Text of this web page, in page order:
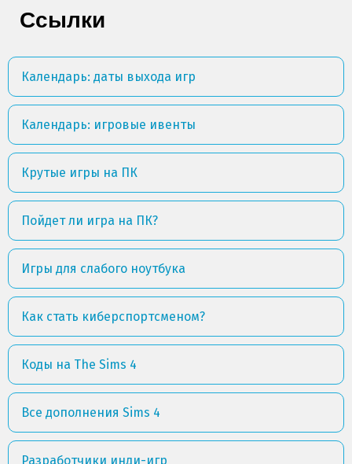
Ссылки
Календарь: даты выхода игр
Календарь: игровые ивенты
Крутые игры на ПК
Пойдет ли игра на ПК?
Игры для слабого ноутбука
Как стать киберспортсменом?
Коды на The Sims 4
Все дополнения Sims 4
Разработчики инди-игр